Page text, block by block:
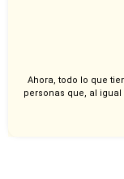
Ahora, todo lo que
personas que, al